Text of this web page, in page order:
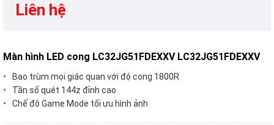
Liên hệ
Màn hình LED cong LC32JG51FDEXXV LC32JG51FDEXXV
Bao trùm mọi giác quan với độ cong 1800R
Tần số quét 144z đỉnh cao
Chế độ Game Mode tối ưu hình ảnh